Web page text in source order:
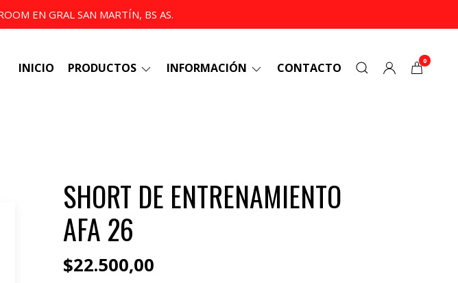
EN GRAL SAN MARTÍN, BS AS.
INICIO PRODUCTOS INFORMACIÓN CONTACTO 0
SHORT DE ENTRENAMIENTO
AFA 26
$22.500,00